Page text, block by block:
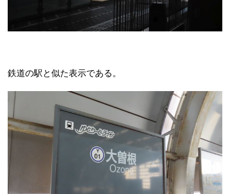
鉄道の駅と似た表示である。